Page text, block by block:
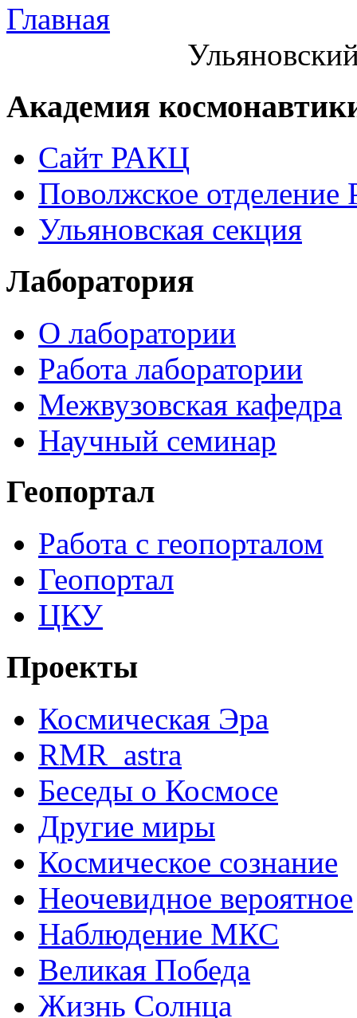
Главная
Академия
Сайт РАКЦ
Поволжское
Ульяновская секция
Лаборатория
О лаборатории
Работа лаборатории
Межвузовская кафедра
Научный семинар
Геопортал
Работа с геопорталом
Геопортал
ЦКУ
Проекты
Космическая Эра
RMR_astra
Беседы о Космосе
Другие миры
Космическое сознание
Неочевидное вероятное
Наблюдение МКС
Великая Победа
Жизнь Солнца